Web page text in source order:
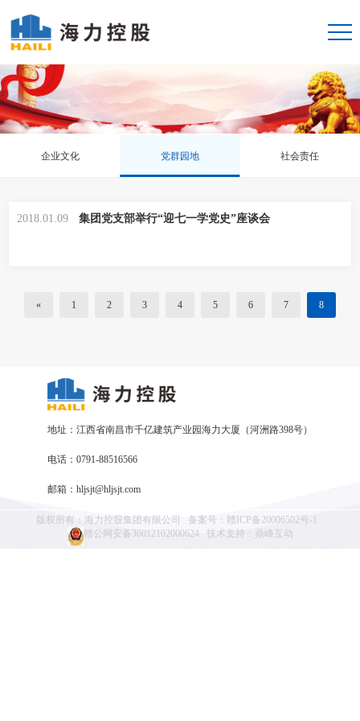
企业文化 党群园地 社会责任
2018.01.09 集团党支部举行“迎七一学党史”座谈会
« 1 2 3 4 5 6 7 8
地址：江西省南昌市千亿建筑产业园海力大厦（河洲路398号）
电话：0791-88516566
邮箱：hljsjt@hljsjt.com
版权所有：海力控股集团有限公司 备案号： 赣ICP备20006502号-1
赣公网安备36012102000624
技术支持： 鼎峰互动